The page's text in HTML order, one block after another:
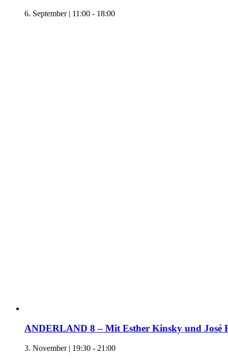
6. September | 11:00 - 18:00
ANDERLAND 8 – Mit Esther Kinsky und José
3. November | 19:30 - 21:00